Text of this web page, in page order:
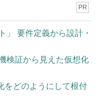
PR
」 要件定義から設計・
検証から見えた仮想化
をどのようにして根付